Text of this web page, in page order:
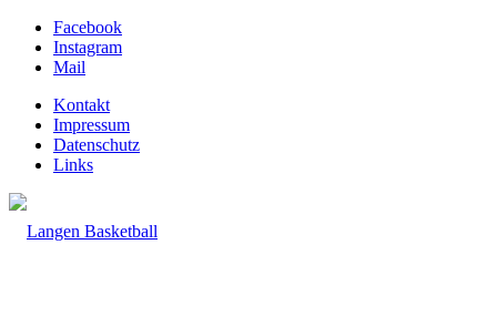
Facebook
Instagram
Mail
Kontakt
Impressum
Datenschutz
Links